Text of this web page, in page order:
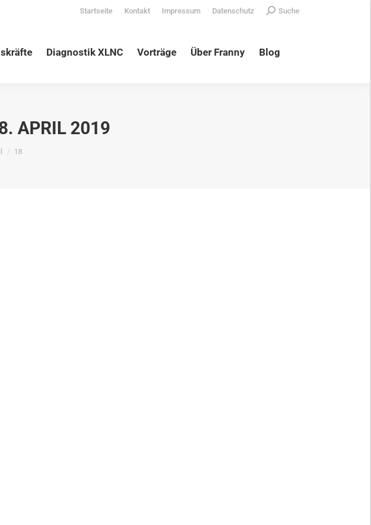
Startseite Kontakt Impressum Datenschutz Search:
Suche
Diagnostik XLNC Vorträge Über Franny Blog
APRIL 2019
18